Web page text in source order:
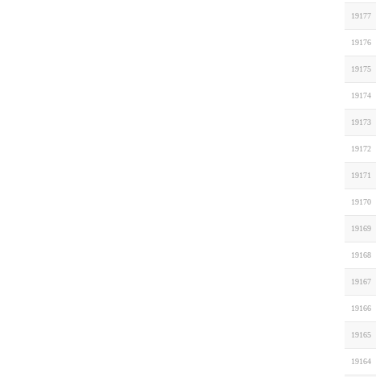
19177
19176
19175
19174
19173
19172
19171
19170
19169
19168
19167
19166
19165
19164